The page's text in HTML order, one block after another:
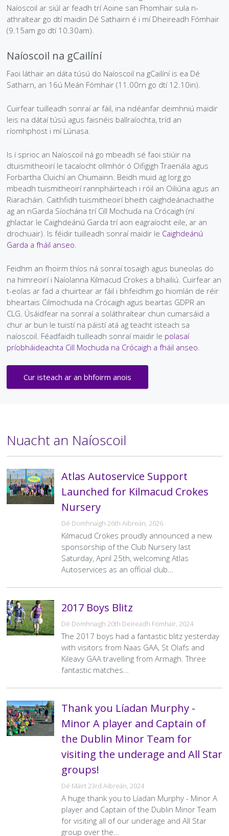
Íomhánna Grianghrafadóireachta agus Treoirlínte don
Láithreán Gréasáin
Beartas Príobháideachais
Conas is féidir leat do sheisiúin a mhodhnú le bheith
cuimsitheach?
Cumann Staire
Rothaithe KC
Bothán na bhFear
RIP
Snooker Terms and Conditions
Leadóg
Glaoigh Orainn
Naíoscoil ar siúl ar feadh trí Aoine san Fhomhair sula n-
athraítear go dtí maidin Dé Sathairn é i mí Dheireadh Fómhair
(9.15am go dtí 10.30am).
Naíoscoil na gCailíní
Faoi láthair an dáta túsú do Naíoscoil na gCailíní is ea Dé
Satharn, an 16ú Meán Fómhair (11.00rn go dtí 12.10in).
Cuirfear tuilleadh sonraí ar fáil, ina ndéanfar deimhniú maidir
leis na dátaí túsú agus faisnéis ballraíochta, tríd an
ríomhphost i mí Lúnasa.
Is í sprioc an Naíoscoil ná go mbeadh sé faoi stiúir na
dtuismitheoirí le tacaíocht ollmhór ó Oifigigh Traenála agus
Forbartha Cluichí an Chumainn. Beidh muid ag lorg go
mbeadh tuismitheoirí rannpháirteach i róil an Oiliúna agus an
Riaracháin. Caithfidh tuismitheoirí bheith caighdeánachaithe
ag an nGarda Síochána trí Cill Mochuda na Crócaigh (ní
ghlactar le Caighdeánú Garda trí aon eagraíocht eile, ar an
drochuair). Is féidir tuilleadh sonraí maidir le Caighdeánú
Garda a fháil anseo.
Feidhm an fhoirm thíos ná sonraí tosaigh agus buneolas do
na himreoirí i Naíolanna Kilmacud Crokes a bhailiú. Cuirfear an
t-eolas ar fad a chuirtear ar fáil i bhfeidhm go hiomlán de réir
bheartais Cilmochuda na Crócaigh agus beartas GDPR an
CLG. Úsáidfear na sonraí a soláthraítear chun cumarsáid a
chur ar bun le tuistí na páistí atá ag teacht isteach sa
naíoscoil. Féadfaidh tuilleadh sonraí maidir le polasaí
príobháideachta Cill Mochuda na Crócaigh a fháil anseo.
Cur isteach ar an bhfoirm anois
Téasc
Nuacht an Naíoscoil
Atlas Autoservice Support
Launched for Kilmacud Crokes
Nursery
Dé Domhnaigh 26th Aibreán, 2026
Kilmacud Crokes proudly announced a new
sponsorship of the Club Nursery last
Saturday, April 25th, welcoming Atlas
Autoservices as an official club…
2017 Boys Blitz
Dé Domhnaigh 20th Deireadh Fómhair, 2024
The 2017 boys had a fantastic blitz yesterday
with visitors from Naas GAA, St Olafs and
Kileavy GAA travelling from Armagh. Three
fantastic matches…
Thank you Líadan Murphy -
Minor A player and Captain of
the Dublin Minor Team for
visiting the underage and All Star
groups!
Dé Máirt 23rd Aibreán, 2024
A huge thank you to Líadan Murphy - Minor A
player and Captain of the Dublin Minor Team
for visiting all of our underage and All Star
group over the…